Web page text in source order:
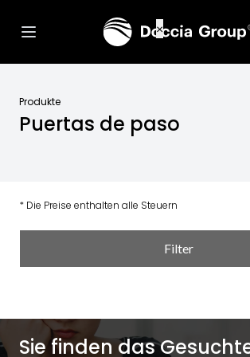
Produkte
Puertas de paso
* Die Preise enthalten alle Steuern
Filter
Sie finden das
×